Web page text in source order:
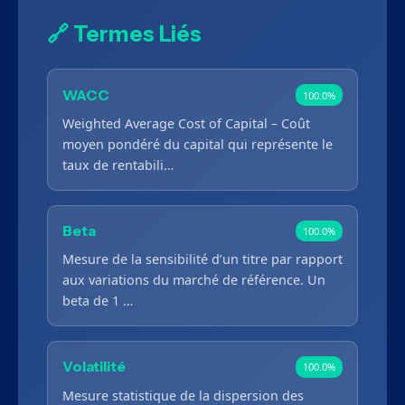
🔗 Termes Liés
WACC 100.0%
Weighted Average Cost of Capital – Coût
moyen pondéré du capital qui représente le
taux de rentabili…
Beta 100.0%
Mesure de la sensibilité d’un titre par rapport
aux variations du marché de référence. Un
beta de 1 …
Volatilité 100.0%
Mesure statistique de la dispersion des